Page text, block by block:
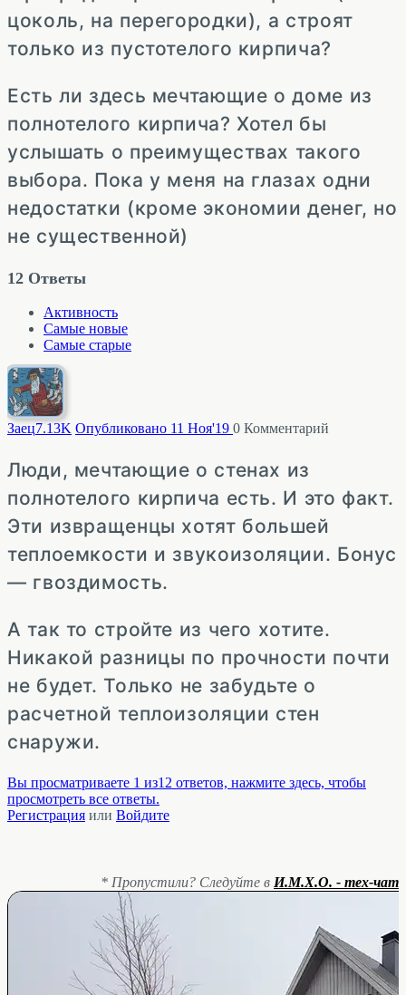
цоколь, на перегородки), а строят
только из пустотелого кирпича?
Есть ли здесь мечтающие о доме из
полнотелого кирпича? Хотел бы
услышать о преимуществах такого
выбора. Пока у меня на глазах одни
недостатки (кроме экономии денег, но
не существенной)
12 Ответы
Активность
Самые новые
Самые старые
Заец7.13K Опубликовано 11 Ноя'19 0 Комментарий
Люди, мечтающие о стенах из
полнотелого кирпича есть. И это факт.
Эти извращенцы хотят большей
теплоемкости и звукоизоляции. Бонус
— гвоздимость.
А так то стройте из чего хотите.
Никакой разницы по прочности почти
не будет. Только не забудьте о
расчетной теплоизоляции стен
снаружи.
Вы просматриваете 1 из12 ответов, нажмите здесь, чтобы
просмотреть все ответы.
Регистрация или Войдите
* Пропустили? Следуйте в И.М.Х.О. - тех-чат